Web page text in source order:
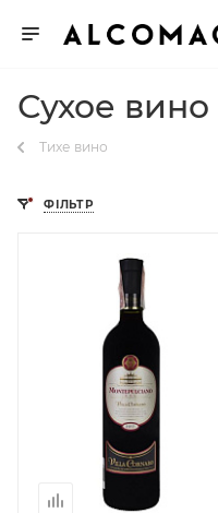
Сухое вино
Тихе вино
ФІЛЬТР